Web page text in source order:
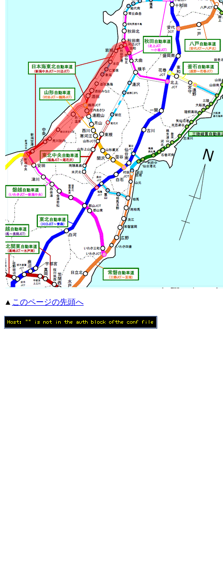
▲ このページの先頭へ